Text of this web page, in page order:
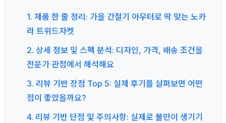
1. 제품 한 줄 정리: 가을 간절기 아우터로 딱 맞는 노카
라 트위드자켓
2. 상세 정보 및 스펙 분석: 디자인, 가격, 배송 조건을
전문가 관점에서 해석해요
3. 리뷰 기반 장점 Top 5: 실제 후기를 살펴보면 어떤
점이 좋았을까요?
4. 리뷰 기반 단점 및 주의사항: 실제로 불만이 생기기